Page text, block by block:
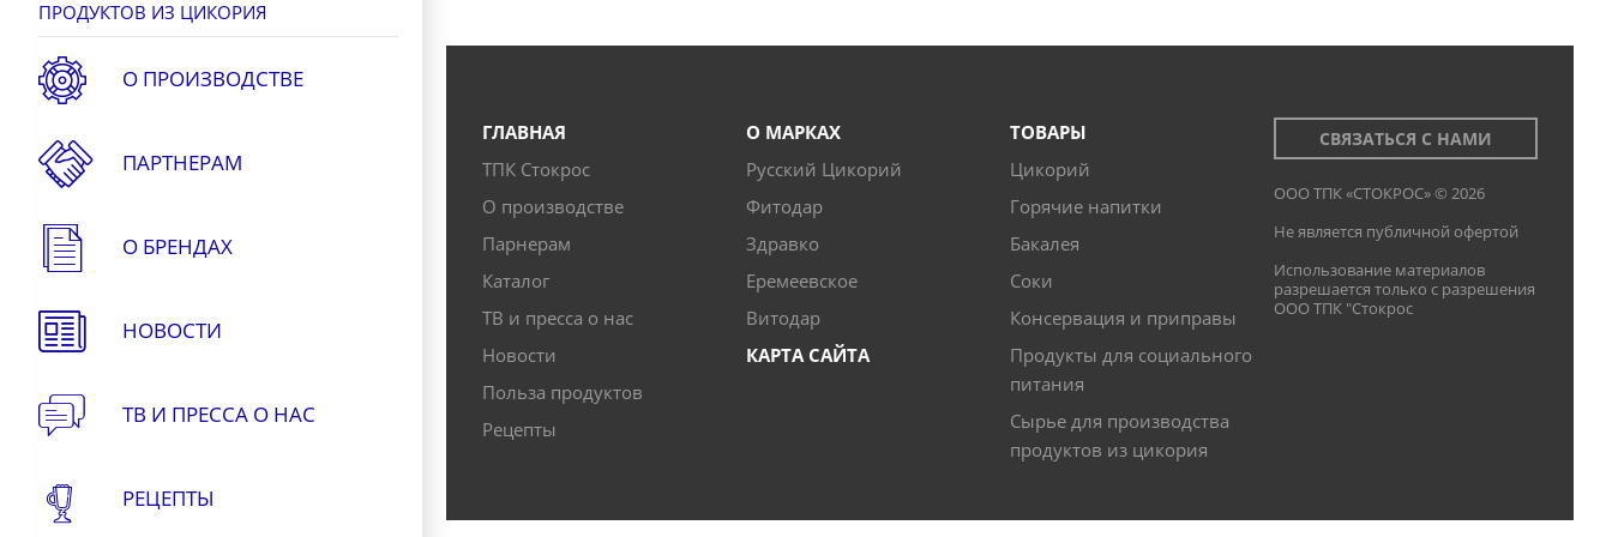
ПРОДУКТОВ ИЗ ЦИКОРИЯ
О ПРОИЗВОДСТВЕ
ПАРТНЕРАМ
О БРЕНДАХ
НОВОСТИ
ТВ И ПРЕССА О НАС
РЕЦЕПТЫ
ГЛАВНАЯ
ТПК Стокрос
О производстве
Парнерам
Каталог
ТВ и пресса о нас
Новости
Польза продуктов
Рецепты
О МАРКАХ
Русский Цикорий
Фитодар
Здравко
Еремеевское
Витодар
КАРТА САЙТА
ТОВАРЫ
Цикорий
Горячие напитки
Бакалея
Соки
Консервация и приправы
Продукты для социального
питания
Сырье для производства
продуктов из цикория
СВЯЗАТЬСЯ С НАМИ
ООО ТПК «СТОКРОС» © 2026
Не является публичной офертой
Использование материалов
разрешается только с разрешения
ООО ТПК "Стокрос